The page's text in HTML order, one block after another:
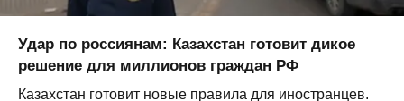
Удар по россиянам: Казахстан готовит дикое
решение для миллионов граждан РФ
Казахстан готовит новые правила для иностранцев.